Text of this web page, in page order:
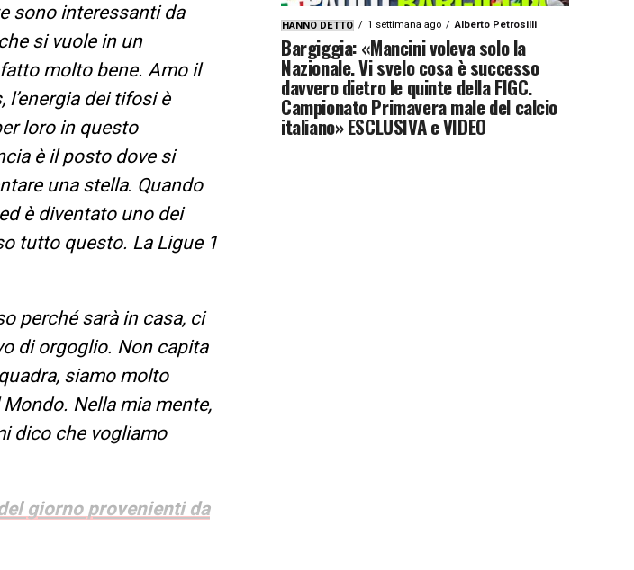
sono interessanti da
si vuole in un
molto bene. Amo il
dei tifosi è
loro in questo
è il posto dove si
una stella. Quando
è diventato uno dei
tutto questo. La Ligue 1
perché sarà in casa, ci
di orgoglio. Non capita
siamo molto
Nella mia mente,
dico che vogliamo
giorno provenienti da
HANNO DETTO 1 settimana ago Alberto Petrosilli
Bargiggia: «Mancini voleva solo la
Nazionale. Vi svelo cosa è successo
davvero dietro le quinte della FIGC.
Campionato Primavera male del calcio
italiano» ESCLUSIVA e VIDEO